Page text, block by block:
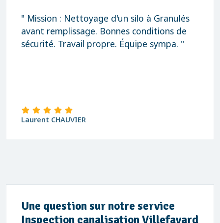
" Mission : Nettoyage d'un silo à Granulés
avant remplissage. Bonnes conditions de
sécurité. Travail propre. Équipe sympa. "
Laurent CHAUVIER
Une question sur notre service
Inspection canalisation Villefavard